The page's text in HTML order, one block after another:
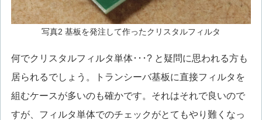
写真2 基板を発注して作ったクリスタルフィルタ
何でクリスタルフィルタ単体･･･? と疑問に思われる方も
居られるでしょう。トランシーバ基板に直接フィルタを
組むケースが多いのも確かです。それはそれで良いので
すが、フィルタ単体でのチェックがとてもやり難くなっ